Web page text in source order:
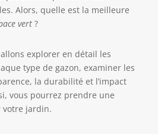
Alors, quelle est la meilleure
vert?
explorer en détail les
type de gazon, examiner les
la durabilité et l’impact
vous pourrez prendre une
votre jardin.